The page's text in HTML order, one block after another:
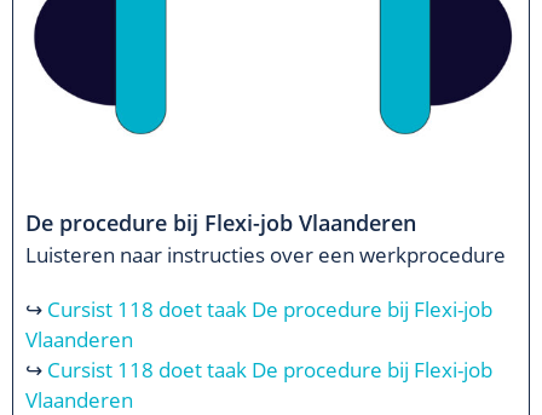
De procedure bij Flexi-job Vlaanderen
Luisteren naar instructies over een werkprocedure
↪ Cursist 118 doet taak De procedure bij Flexi-job
Vlaanderen
↪ Cursist 118 doet taak De procedure bij Flexi-job
Vlaanderen